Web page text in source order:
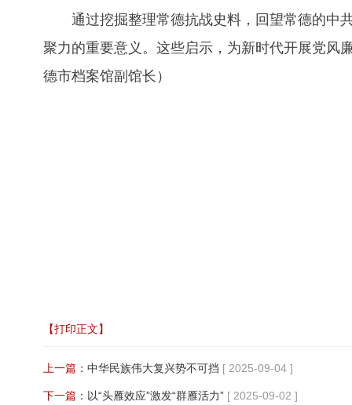
通过挖掘整理常德抗战史料，回望常德的中
聚力的重要意义。这些启示，为新时代开展党风
德市档案馆副馆长）
【打印正文】
上一篇： 中华民族伟大复兴势不可挡 [ 2025-09-04 ]
下一篇： 以“头雁效应”激发“群雁活力” [ 2025-09-02 ]